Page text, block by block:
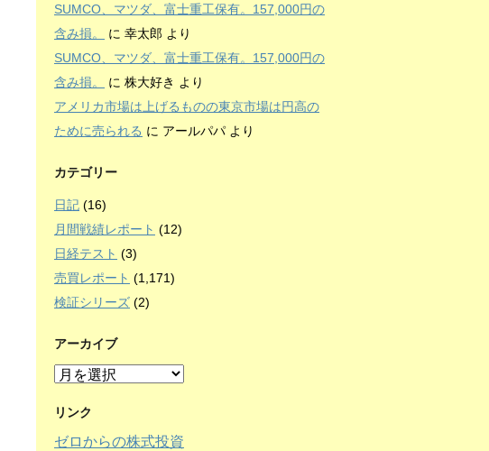
SUMCO、マツダ、富士重工保有。157,000円の
含み損。
に 幸太郎 より
SUMCO、マツダ、富士重工保有。157,000円の
含み損。
に 株大好き より
アメリカ市場は上げるものの東京市場は円高の
ために売られる に アールパパ より
カテゴリー
日記 (16)
月間戦績レポート (12)
日経テスト (3)
売買レポート (1,171)
検証シリーズ (2)
アーカイブ
ア
カ
リンク
ゼロからの株式投資